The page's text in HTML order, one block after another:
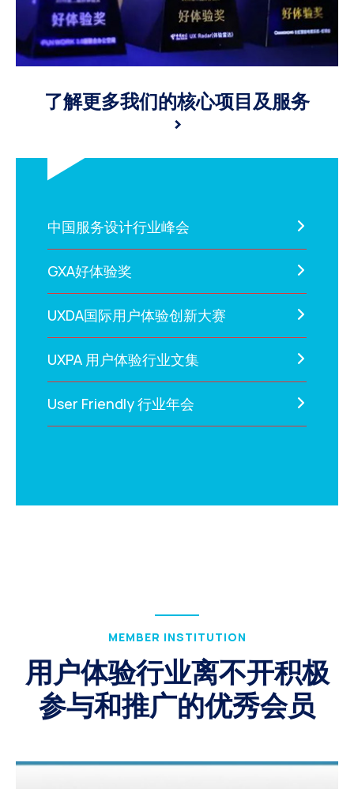
了解更多我们的核心项目及服务
>
中国服务设计行业峰会
GXA好体验奖
UXDA国际用户体验创新大赛
UXPA 用户体验行业文集
User Friendly 行业年会
MEMBER INSTITUTION
用户体验行业离不开积极
参与和推广的优秀会员